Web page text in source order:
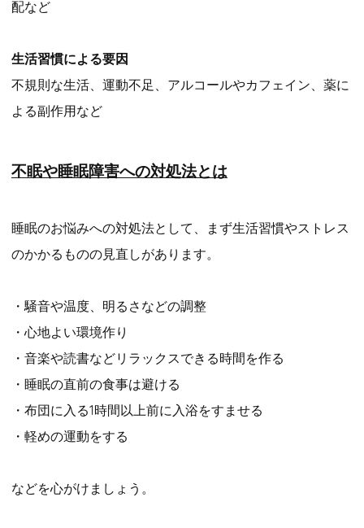
配など
生活習慣による要因
不規則な生活、運動不足、アルコールやカフェイン、薬に
よる副作用など
不眠や睡眠障害への対処法とは
睡眠のお悩みへの対処法として、まず生活習慣やストレス
のかかるものの見直しがあります。
・騒音や温度、明るさなどの調整
・心地よい環境作り
・音楽や読書などリラックスできる時間を作る
・睡眠の直前の食事は避ける
・布団に入る1時間以上前に入浴をすませる
・軽めの運動をする
などを心がけましょう。